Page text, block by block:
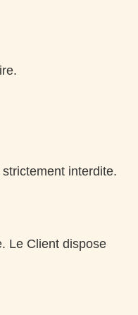
interdite.
Le Client dispose